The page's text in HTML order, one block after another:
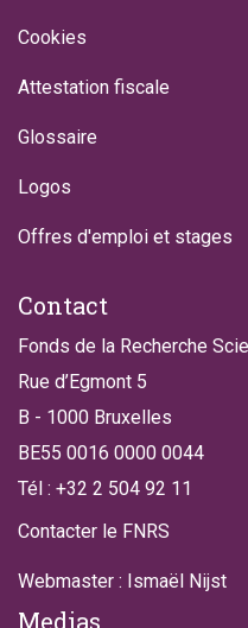
Cookies
Attestation fiscale
Glossaire
Logos
Offres d'emploi et stages
Contact
Fonds de la Recherche
Rue d’Egmont 5
B - 1000 Bruxelles
BE55 0016 0000 0044
Tél : +32 2 504 92 11
Contacter le FNRS
Webmaster : Ismaël Nijst
Medias